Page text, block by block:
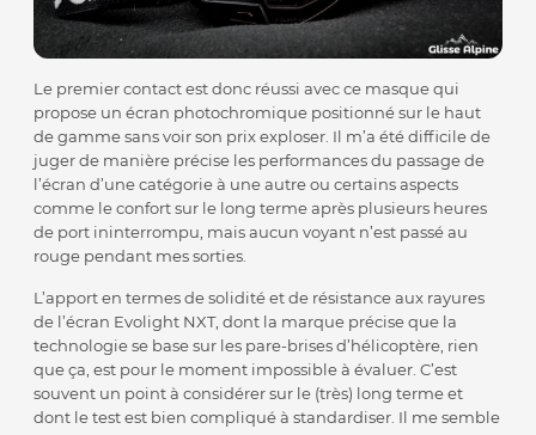
Le premier contact est donc réussi avec ce masque qui
propose un écran photochromique positionné sur le haut
de gamme sans voir son prix exploser. Il m’a été difficile de
juger de manière précise les performances du passage de
l’écran d’une catégorie à une autre ou certains aspects
comme le confort sur le long terme après plusieurs heures
de port ininterrompu, mais aucun voyant n’est passé au
rouge pendant mes sorties.
L’apport en termes de solidité et de résistance aux rayures
de l’écran Evolight NXT, dont la marque précise que la
technologie se base sur les pare-brises d’hélicoptère, rien
que ça, est pour le moment impossible à évaluer. C’est
souvent un point à considérer sur le (très) long terme et
dont le test est bien compliqué à standardiser. Il me semble